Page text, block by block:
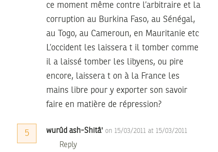
ce moment même contre l’arbitraire et la
corruption au Burkina Faso, au Sénégal,
au Togo, au Cameroun, en Mauritanie etc
L’occident les laissera t il tomber comme
il a laissé tomber les libyens, ou pire
encore, laissera t on à la France les
mains libre pour y exporter son savoir
faire en matière de répression?
5 wurûd ash-Shitâ' on 15/03/2011 at 15/03/2011
Reply